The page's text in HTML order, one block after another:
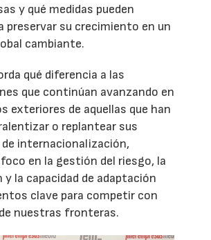
y qué medidas pueden
preservar su crecimiento en un
cambiante.
qué diferencia a las
que continúan avanzando en
exteriores de aquellas que han
o replantear sus
internacionalización,
en la gestión del riesgo, la
la capacidad de adaptación
clave para competir con
nuestras fronteras.